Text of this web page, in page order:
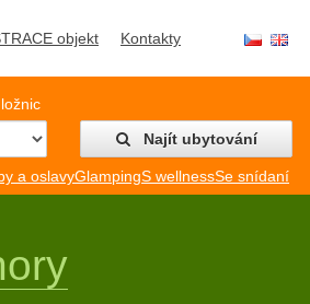
objekt Kontakty
Najít ubytování
a oslavyGlampingS wellnessSe snídaní